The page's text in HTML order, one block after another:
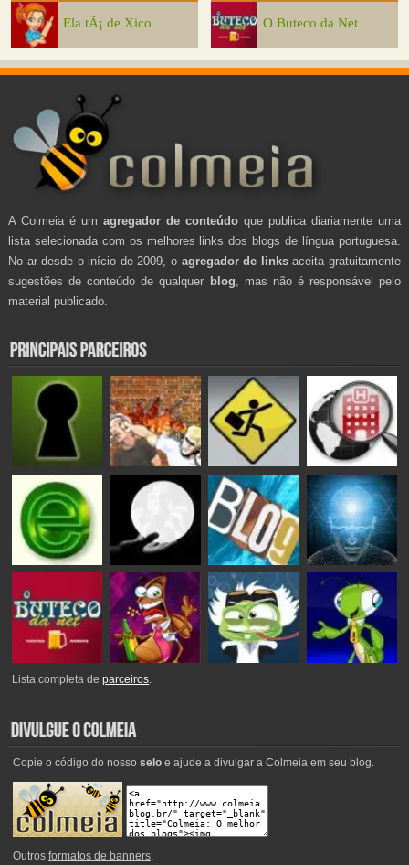
Ela tÃ¡ de Xico O Buteco da Net
A Colmeia é um agregador de conteúdo que publica diariamente uma
lista selecionada com os melhores links dos blogs de língua portuguesa.
No ar desde o início de 2009, o agregador de linksaceita gratuitamente
sugestões de conteúdo de qualquer blog , mas não é responsável pelo
material publicado.
Lista completa deparceiros.
Copie o código do nosso seloe ajude a divulgar a Colmeia em seu blog.
Outros formatos de banners.